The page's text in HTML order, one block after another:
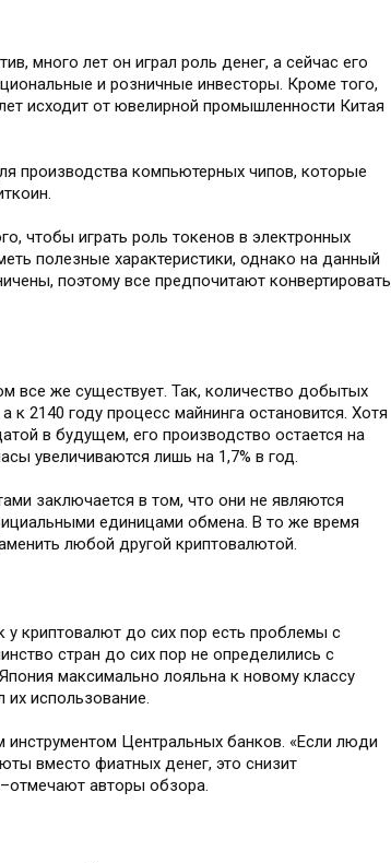
много лет он играл роль денег, а сейчас его
и розничные инвесторы. Кроме того,
исходит от ювелирной промышленности Китая
производства компьютерных чипов, которые
чтобы играть роль токенов в электронных
полезные характеристики, однако на данный
поэтому все предпочитают конвертировать
все же существует. Так, количество добытых
к 2140 году процесс майнинга остановится. Хотя
в будущем, его производство остается на
увеличиваются лишь на 1,7% в год.
заключается в том, что они не являются
единицами обмена. В то же время
любой другой криптовалютой.
у криптовалют до сих пор есть проблемы с
стран до сих пор не определились с
максимально лояльна к новому классу
их использование.
Центральных банков. «Если люди
вместо фиатных денег, это снизит
авторы обзора.